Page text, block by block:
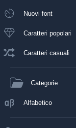
Nuovi font
Caratteri popolari
Caratteri casuali
Categorie
Alfabetico